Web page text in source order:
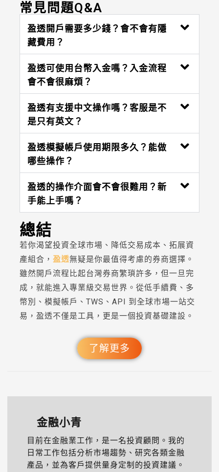
常見問題Q&A
盈透開戶需要多少錢？會不會有隱
藏費用？
盈透可使用台幣入金嗎？入金流程
會不會很麻煩？
盈透有支援中文操作嗎？客服是不
是只有英文？
盈透模擬帳戶使用期限多久？能做
哪些操作？
盈透的操作介面會不會很難用？新
手能上手嗎？
總結
若你渴望投資全球市場、降低交易成本、拓展資
產組合， 盈透無疑是你最值得考慮的券商選擇。
雖然開戶流程比起台灣券商繁瑣許多，但一旦完
成，就能進入專業級交易世界。從低手續費、多
幣別、模擬帳戶、TWS、API 到全球市場一站交
易，盈透不僅是工具，更是一個投資基礎建設。
了解更多
金融小青
目前在金融業工作，是一名投資顧問。我的
日常工作包括分析市場趨勢、研究各類金融
產品，並為客戶提供量身定制的投資建議。